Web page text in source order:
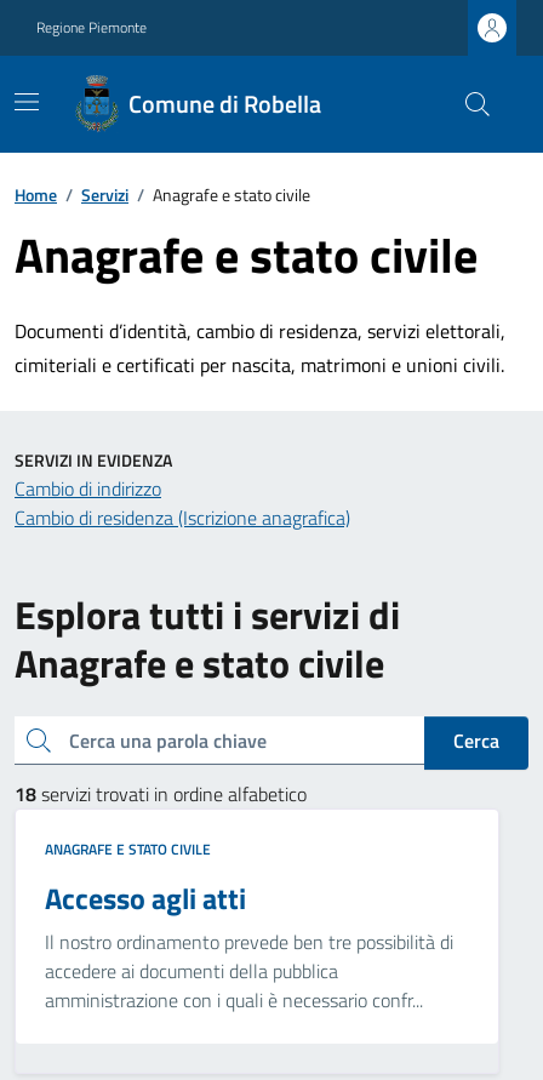
Regione Piemonte
Comune di Robella
Home / Servizi / Anagrafe e stato civile
Anagrafe e stato civile
Documenti d’identità, cambio di residenza, servizi elettorali,
cimiteriali e certificati per nascita, matrimoni e unioni civili.
Esplora tutti i servizi di
Anagrafe e stato civile
Cerca una parola chiave
Cerca
18servizi trovati in ordine alfabetico
ANAGRAFE E STATO CIVILE
Accesso agli atti
Il nostro ordinamento prevede ben tre possibilità di
accedere ai documenti della pubblica
amministrazione con i quali è necessario confr...
SERVIZI IN EVIDENZA
Cambio di indirizzo
Cambio di residenza (Iscrizione anagrafica)